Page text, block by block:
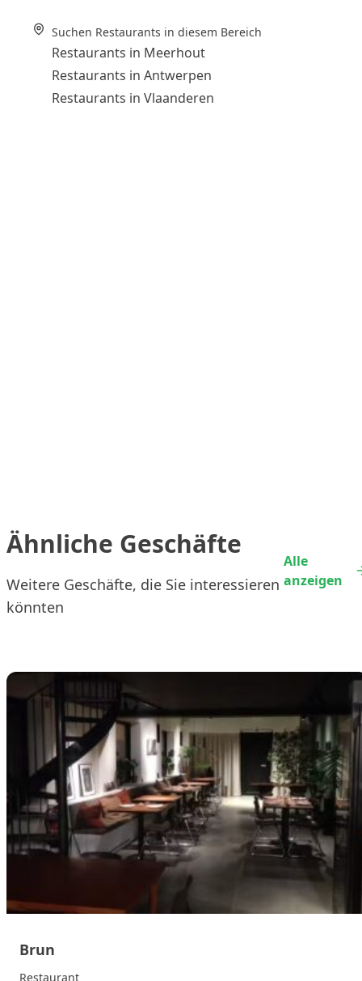
Suchen Restaurants in diesem Bereich
Restaurants in Meerhout
Restaurants in Antwerpen
Restaurants in Vlaanderen
Ähnliche Geschäfte
Weitere Geschäfte, die Sie interessieren
könnten
Alle
anzeigen
Brun
Restaurant